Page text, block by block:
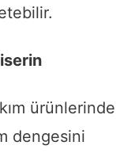
ürünlerinde
dengesini